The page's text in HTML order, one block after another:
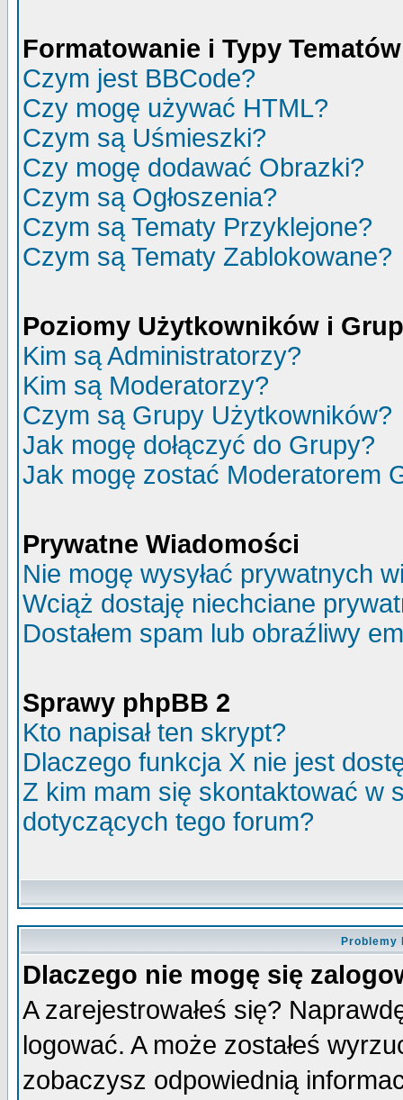
Formatowanie i Typy Tematów
Czym jest BBCode?
Czy mogę używać HTML?
Czym są Uśmieszki?
Czy mogę dodawać Obrazki?
Czym są Ogłoszenia?
Czym są Tematy Przyklejone?
Czym są Tematy Zablokowane?
Poziomy Użytkowników i
Kim są Administratorzy?
Kim są Moderatorzy?
Czym są Grupy Użytkowników?
Jak mogę dołączyć do Grupy?
Jak mogę zostać Moderatorem
Prywatne Wiadomości
Nie mogę wysyłać prywatnych
Wciąż dostaję niechciane
Dostałem spam lub obraźliwy
Sprawy phpBB 2
Kto napisał ten skrypt?
Dlaczego funkcja X nie jest
Z kim mam się skontaktować w
dotyczących tego forum?
Problemy
Dlaczego nie mogę się
A zarejestrowałeś się?
logować. A może zostałeś
zobaczysz odpowiednią